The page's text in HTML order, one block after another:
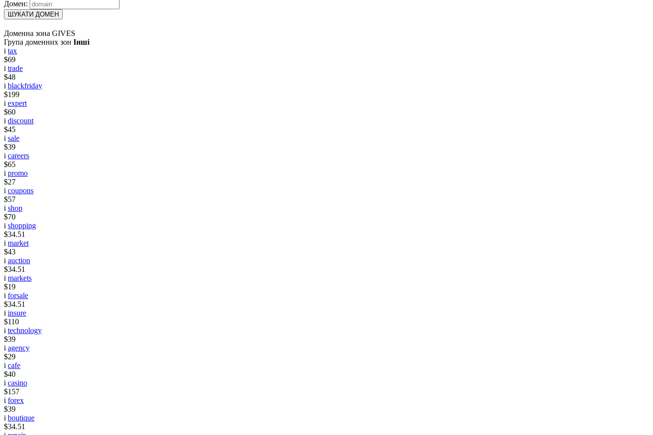
Домен:
ШУКАТИ ДОМЕН
Доменна зона GIVES
Група доменних зон Інші
i tax
$69
i trade
$48
i blackfriday
$199
i expert
$60
i discount
$45
i sale
$39
i careers
$65
i promo
$27
i coupons
$57
i shop
$70
i shopping
$34.51
i market
$43
i auction
$34.51
i markets
$19
i forsale
$34.51
i insure
$110
i technology
$39
i agency
$29
i cafe
$40
i casino
$157
i forex
$39
i boutique
$34.51